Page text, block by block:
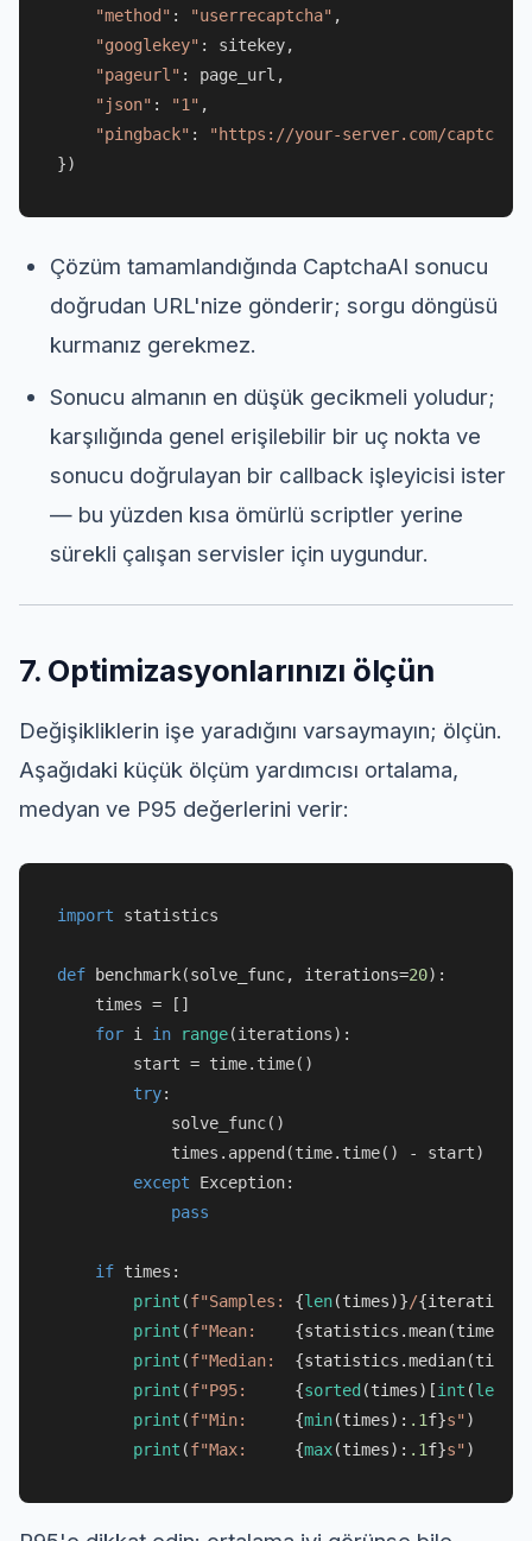
"method" : "userrecaptcha" ,
"googlekey" : sitekey,
"pageurl" : page_url,
"json" : "1" ,
"pingback" :
"https://your-server.com/captcha-
Çözüm tamamlandığında CaptchaAI sonucu
doğrudan URL'nize gönderir; sorgu döngüsü
kurmanız gerekmez.
Sonucu almanın en düşük gecikmeli yoludur;
karşılığında genel erişilebilir bir uç nokta ve
sonucu doğrulayan bir callback işleyicisi ister
— bu yüzden kısa ömürlü scriptler yerine
sürekli çalışan servisler için uygundur.
7. Optimizasyonlarınızı ölçün
Değişikliklerin işe yaradığını varsaymayın; ölçün.
Aşağıdaki küçük ölçüm yardımcısı ortalama,
medyan ve P95 değerlerini verir:
import statistics
def benchmark(solve_func, iterations=20):
    times = []
for i in range(iterations):
        start = time.time()
try:
            solve_func()
            times.append(time.time() - start)
except Exception:
pass
if times:
print (f"Samples: {len(times)}/{iterations}
print (f"Mean: {statistics.mean(times):
print (f"Median:
print (f"P95: {sorted (times)[int (len
print (f"Min: {min(times): .1f}s" )
print (f"Max: {max(times): .1f}s"